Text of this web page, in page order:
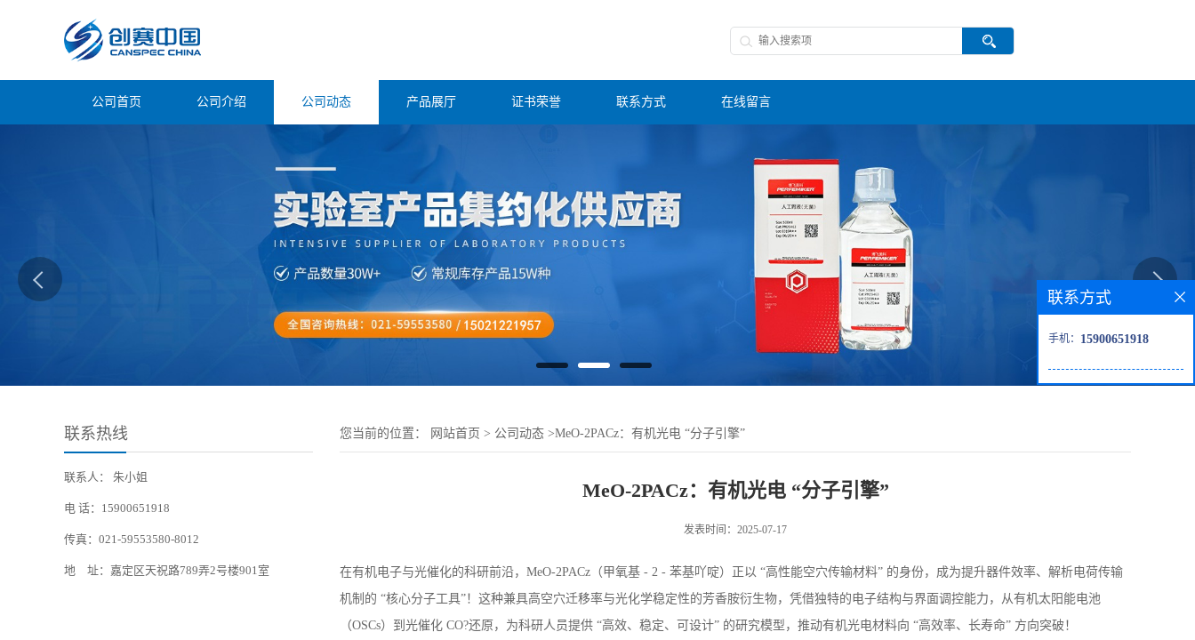
公司首页 公司介绍 公司动态 产品展厅 证书荣誉 联系方式 在线留言
联系热线
联系人： 朱小姐
电 话：15900651918
传真：021-59553580-8012
地 址：嘉定区天祝路789弄2号楼901室
您当前的位置： 网站首页 > 公司动态 >MeO-2PACz：有机光电 “分子引擎”
MeO-2PACz：有机光电 “分子引擎”
发表时间：2025-07-17
在有机电子与光催化的科研前沿，MeO-2PACz（甲氧基 - 2 - 苯基吖啶）正以 “高性能空穴传输材料” 的身份，成为提升器件效率、解析电荷传输
机制的 “核心分子工具”！这种兼具高空穴迁移率与光化学稳定性的芳香胺衍生物，凭借独特的电子结构与界面调控能力，从有机太阳能电池
（OSCs）到光催化 CO?还原，为科研人员提供 “高效、稳定、可设计” 的研究模型，推动有机光电材料向 “高效率、长寿命” 方向突破！
联系方式
手机： 15900651918